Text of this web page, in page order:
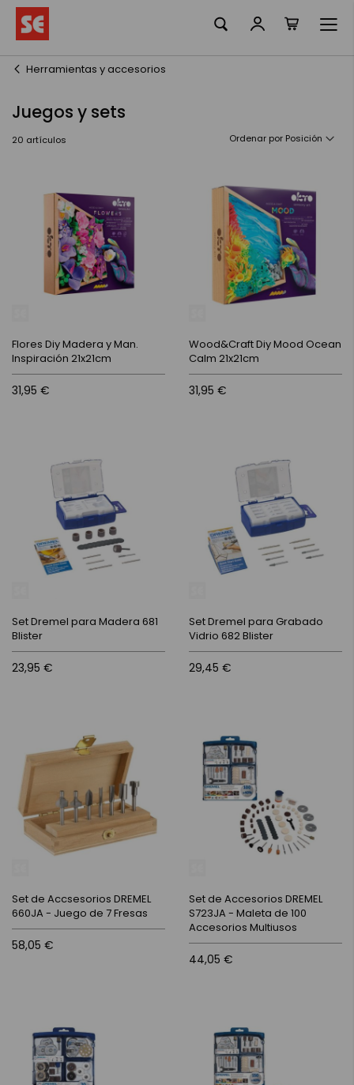
contenido
Herramientas y accesorios
Juegos y sets
20 artículos Ordenar por
Flores Diy Madera y Man.
Inspiración 21x21cm
31,95 €
Wood&Craft Diy Mood Ocean
Calm 21x21cm
31,95 €
Set Dremel para Madera 681
Blister
23,95 €
Set Dremel para Grabado
Vidrio 682 Blister
29,45 €
Set de Accsesorios DREMEL
660JA - Juego de 7 Fresas
58,05 €
Set de Accesorios DREMEL
S723JA - Maleta de 100
Accesorios Multiusos
44,05 €